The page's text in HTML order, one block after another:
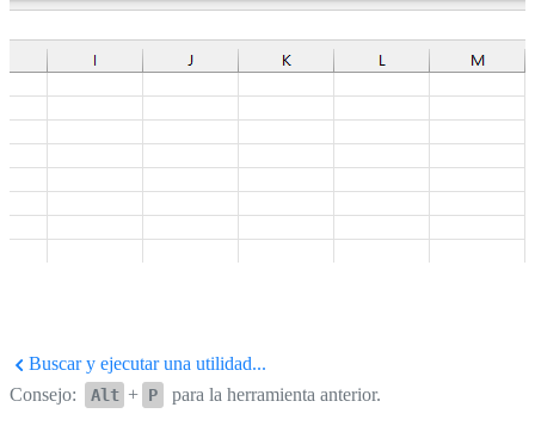
Buscar y ejecutar una utilidad...
Consejo:
Alt + P para la herramienta anterior.